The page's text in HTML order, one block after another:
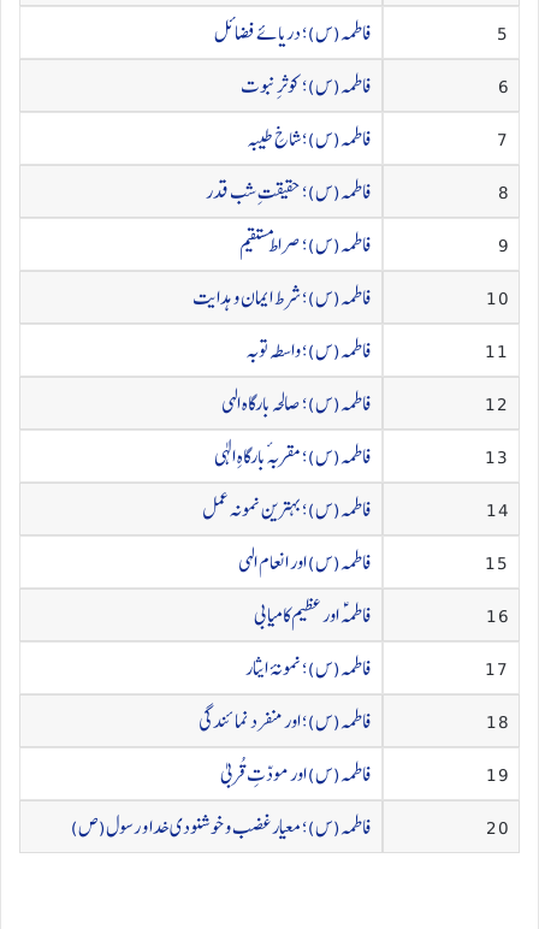
5
فاطمہ(س)؛ دریائے فضائل
6
فاطمہ(س)؛ کوثرِ نبوت
7
فاطمہ(س)؛ شاخِ طیبہ
8
فاطمہ(س)؛ حقیقتِ شب قدر
9
فاطمہ(س)؛ صراط مستقیم
10
فاطمہ(س)؛ شرط ایمان و ہدایت
11
فاطمہ(س)؛ واسطہ توبہ
12
فاطمہ(س)؛ صالحہ بارگاہ الہی
13
فاطمہ(س)؛ مقربہٴ بارگاہِ الٰہی
14
فاطمہ(س)؛ بہترین نمونہ عمل
15
فاطمہ(س) اور انعام الہی
16
فاطمہؑ اور عظیم کامیابی
17
فاطمہ(س)؛ نمونۂ ایثار
18
فاطمہ(س)؛ اور منفرد نمائندگی
19
فاطمہ(س) اور مودّتِ قُربیٰ
20
فاطمہ(س)؛ معیار غضب و خوشنودی خدا و رسول(ص)